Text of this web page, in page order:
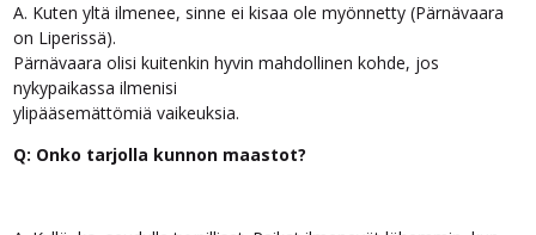
A. Kuten yltä ilmenee, sinne ei kisaa ole myönnetty (Pärnävaara
on Liperissä).
Pärnävaara olisi kuitenkin hyvin mahdollinen kohde, jos
nykypaikassa ilmenisi
ylipääsemättömiä vaikeuksia.
Q: Onko tarjolla kunnon maastot?